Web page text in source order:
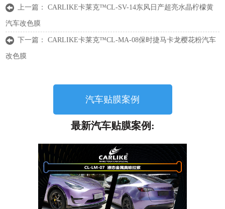
上一篇：CARLIKE卡莱克™CL-SV-14东风日产超亮水晶柠檬黄
汽车改色膜
下一篇：CARLIKE卡莱克™CL-MA-08保时捷马卡龙樱花粉汽车
改色膜
汽车贴膜案例
最新汽车贴膜案例: